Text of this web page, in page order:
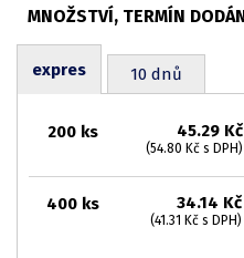
expres 10 dnů
200 ks 45.29 Kč
(54.80 Kč s DPH)
400 ks 34.14 Kč
(41.31 Kč s DPH)